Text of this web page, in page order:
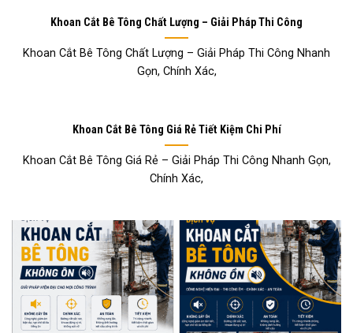
Khoan Cắt Bê Tông Chất Lượng – Giải Pháp Thi Công
Khoan Cắt Bê Tông Chất Lượng – Giải Pháp Thi Công Nhanh
Gọn, Chính Xác,
Khoan Cắt Bê Tông Giá Rẻ Tiết Kiệm Chi Phí
Khoan Cắt Bê Tông Giá Rẻ – Giải Pháp Thi Công Nhanh Gọn,
Chính Xác,